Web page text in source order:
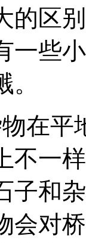
的区
一些
在平
不一
子和
会对